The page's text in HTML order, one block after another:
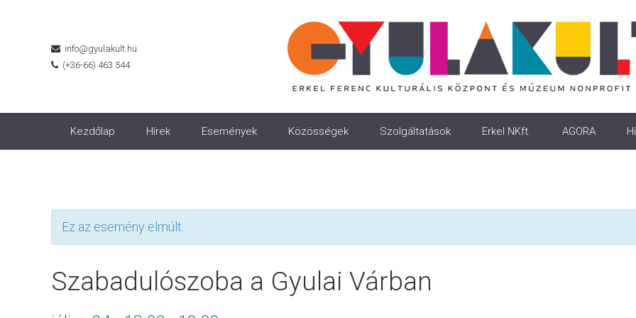
info@gyulakult.hu
(+36-66) 463 544
Kezdőlap Hírek Események Közösségek Szolgáltatások Erkel NKft. AGORA
Ez az esemény elmúlt.
Szabadulószoba a Gyulai Várban